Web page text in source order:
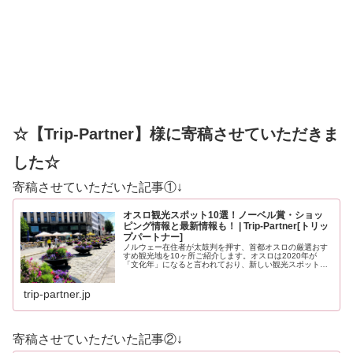
☆【Trip-Partner】様に寄稿させていただきま
した☆
寄稿させていただいた記事①↓
オスロ観光スポット10選！ノーベル賞・ショッ
ピング情報と最新情報も！ | Trip-Partner[トリッ
プパートナー]
ノルウェー在住者が太鼓判を押す、首都オスロの厳選おす
すめ観光地を10ヶ所ご紹介します。オスロは2020年が
「文化年」になると言われており、新しい観光スポットも
trip-partner.jp
寄稿させていただいた記事②↓